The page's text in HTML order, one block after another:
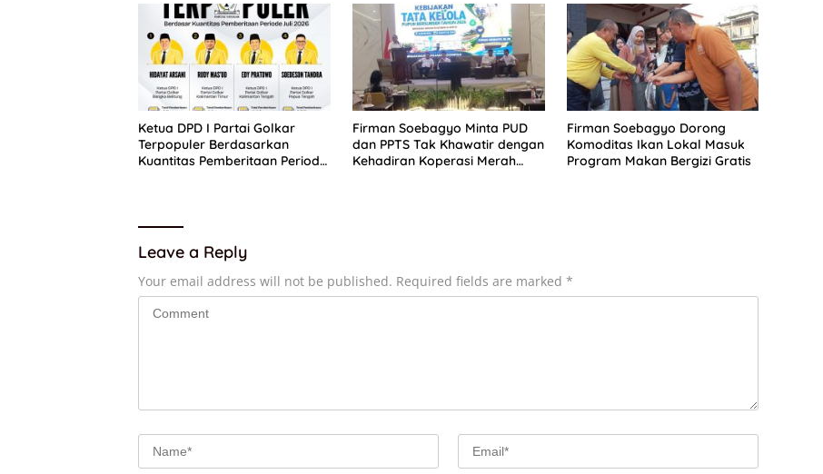
Ketua DPD I Partai Golkar
Terpopuler Berdasarkan
Kuantitas Pemberitaan Periode
Firman Soebagyo Minta PUD
dan PPTS Tak Khawatir dengan
Kehadiran Koperasi Merah
Firman Soebagyo Dorong
Komoditas Ikan Lokal Masuk
Program Makan Bergizi Gratis
Leave a Reply
Your email address will not be published. Required fields are marked *